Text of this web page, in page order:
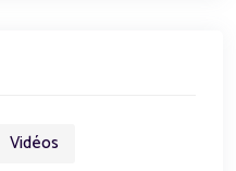
Vidéos